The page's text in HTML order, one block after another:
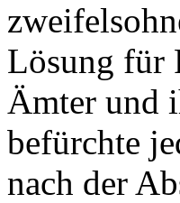
Lösung für
Ämter und
befürchte
nach der